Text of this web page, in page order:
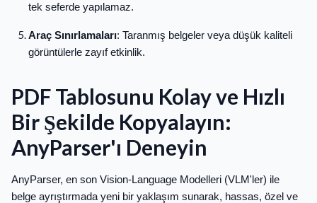
tek seferde yapılamaz.
Araç Sınırlamaları: Taranmış belgeler veya düşük kaliteli
görüntülerle zayıf etkinlik.
PDF Tablosunu Kolay ve Hızlı
Bir Şekilde Kopyalayın:
AnyParser'ı Deneyin
AnyParser, en son Vision-Language Modelleri (VLM'ler) ile
belge ayrıştırmada yeni bir yaklaşım sunarak, hassas, özel ve